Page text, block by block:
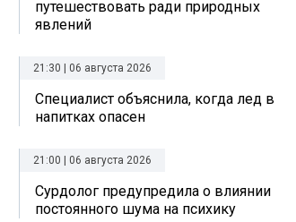
путешествовать ради природных
явлений
21:30 | 06 августа 2026
Специалист объяснила, когда лед в
напитках опасен
21:00 | 06 августа 2026
Сурдолог предупредила о влиянии
постоянного шума на психику